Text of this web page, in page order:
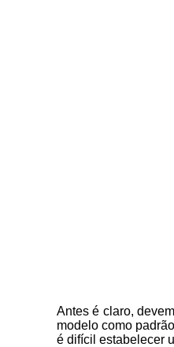
Antes é claro,
modelo como
é difícil estabelecer